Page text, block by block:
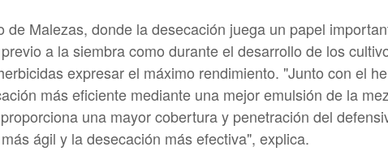
Malezas, donde la desecación juega un papel
a la siembra como durante el desarrollo de los
expresar el máximo rendimiento. "Junto con el
más eficiente mediante una mejor emulsión de la
una mayor cobertura y penetración del
ágil y la desecación más efectiva", explica.